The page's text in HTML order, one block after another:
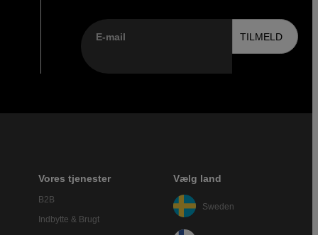
E-mail TILMELD
Vores tjenester
B2B
Indbytte & Brugt
Vælg land
Sweden